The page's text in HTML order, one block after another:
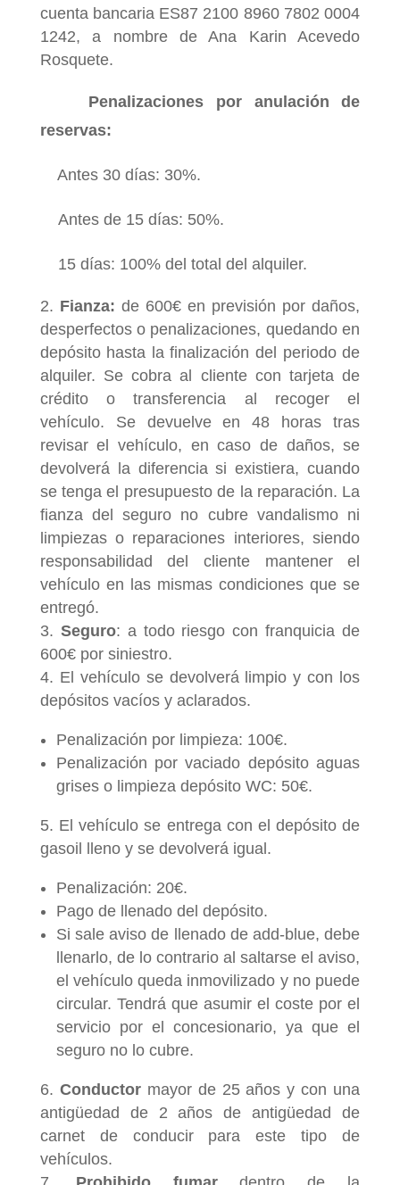
cuenta bancaria ES87 2100 8960 7802 0004
1242, a nombre de Ana Karin Acevedo
Rosquete.
Penalizaciones por anulación de
reservas:
Antes 30 días: 30%.
Antes de 15 días: 50%.
15 días: 100% del total del alquiler.
Fianza: de 600€ en previsión por daños,
desperfectos o penalizaciones, quedando en
depósito hasta la finalización del periodo de
alquiler. Se cobra al cliente con tarjeta de
crédito o transferencia al recoger el
vehículo. Se devuelve en 48 horas tras
revisar el vehículo, en caso de daños, se
devolverá la diferencia si existiera, cuando
se tenga el presupuesto de la reparación. La
fianza del seguro no cubre vandalismo ni
limpiezas o reparaciones interiores, siendo
responsabilidad del cliente mantener el
vehículo en las mismas condiciones que se
entregó.
Seguro: a todo riesgo con franquicia de
600€ por siniestro.
El vehículo se devolverá limpio y con los
depósitos vacíos y aclarados.​
Penalización por limpieza: 100€.
Penalización por vaciado depósito aguas
grises o limpieza depósito WC: 50€.
El vehículo se entrega con el depósito de
gasoil lleno y se devolverá igual.
Penalización: 20€.
Pago de llenado del depósito.
Si sale aviso de llenado de add-blue, debe
llenarlo, de lo contrario al saltarse el aviso,
el vehículo queda inmovilizado y no puede
circular. Tendrá que asumir el coste por el
servicio por el concesionario, ya que el
seguro no lo cubre.
Conductormayor de 25 años y con una
antigüedad de 2 años de antigüedad de
carnet de conducir para este tipo de
vehículos.